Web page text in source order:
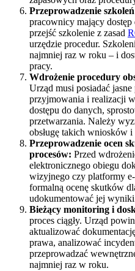
Przeprowadzenie
pracownicy mający
przejść szkolenie z zasad
urzędzie procedur.
najmniej raz w roku – i
pracy.
Wdrożenie procedury
Urząd musi posiadać
przyjmowania i realizacji
dostępu do danych,
przetwarzania. Należy
obsługę takich wniosków
Przeprowadzenie ocen
procesów: Przed
elektronicznego obiegu
wizyjnego czy platformy
formalną ocenę skutków
udokumentować jej
Bieżący monitoring i
proces ciągły. Urząd
aktualizować
prawa, analizować
przeprowadzać
najmniej raz w roku.